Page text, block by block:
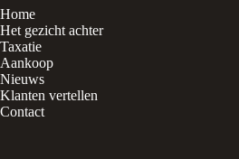
Home
Het gezicht achter
Taxatie
Aankoop
Nieuws
Klanten vertellen
Contact